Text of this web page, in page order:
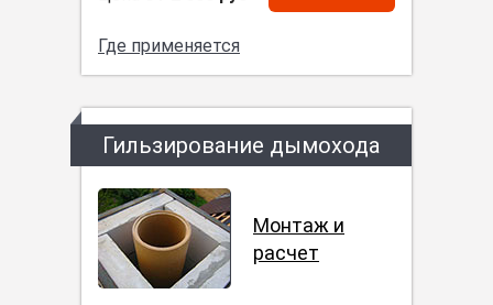
Где применяется
Гильзирование дымохода
Монтаж и
расчет